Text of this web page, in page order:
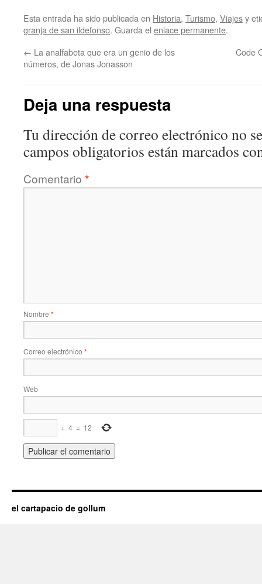
Esta entrada ha sido publicada en Historia, Turismo, Viajesy
granja de san ildefonso. Guarda el enlace permanente.
← La analfabeta que era un genio de los
números, de Jonas Jonasson
Code
Deja una respuesta
Tu dirección de correo electrónico no
campos obligatorios están marcados
Comentario *
Nombre *
Correo electrónico *
Web
+ 4 = 12
el cartapacio de gollum